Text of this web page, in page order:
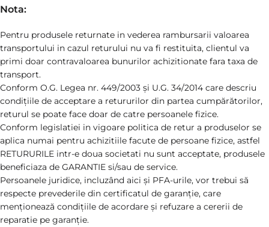
Nota:
Pentru produsele returnate in vederea rambursarii valoarea
transportului in cazul returului nu va fi restituita, clientul va
primi doar contravaloarea bunurilor achizitionate fara taxa de
transport.
Conform O.G. Legea nr. 449/2003 și U.G. 34/2014 care descriu
condițiile de acceptare a retururilor din partea cumpărătorilor,
returul se poate face doar de catre persoanele fizice.
Conform legislatiei in vigoare politica de retur a produselor se
aplica numai pentru achizitiile facute de persoane fizice, astfel
RETURURILE intr-e doua societati nu sunt acceptate, produsele
beneficiaza de GARANTIE si/sau de service.
Persoanele juridice, incluzând aici și PFA-urile, vor trebui să
respecte prevederile din certificatul de garanție, care
menționează condițiile de acordare și refuzare a cererii de
reparatie pe garanție.